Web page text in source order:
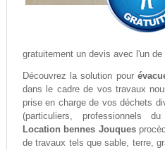
gratuitement un devis avec l'un
Découvrez la solution pour
dans le cadre de vos travaux
prise en charge de vos déchets
(particuliers, professionnels
Location bennes Jouques
de travaux tels que sable, terre,